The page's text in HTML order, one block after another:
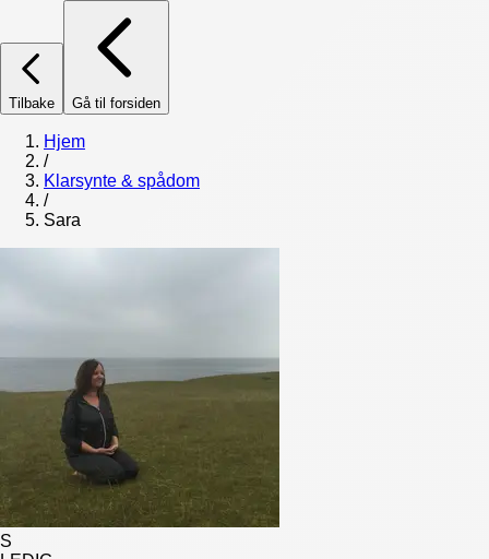
Tilbake Gå til forsiden
Hjem
/
Klarsynte & spådom
/
Sara
S